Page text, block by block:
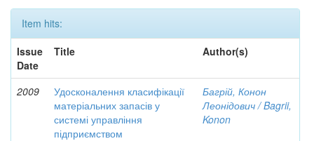
Item hits:
Issue
Date
Title Author(s)
2009
Удосконалення класифікації
матеріальних запасів у
системі управління
підприємством
Багрій, Конон
Леонідович / Bagrii,
Konon